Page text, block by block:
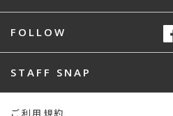
FOLLOW
STAFF SNAP
ご利用規約